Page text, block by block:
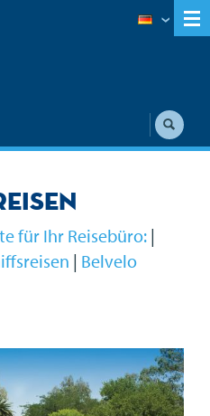
für Ihr Reisebüro:|
| Belvelo